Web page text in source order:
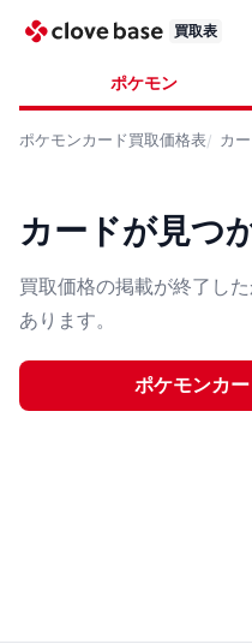
買取表
ポケモン
ポケモンカード買取価格表 カ
カードが見つ
買取価格の掲載が終了し
あります。
ポケモンカ